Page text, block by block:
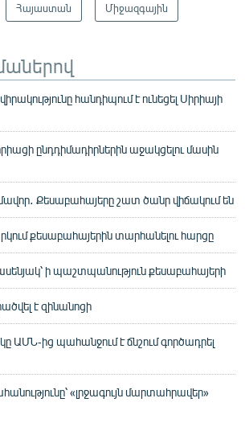
Հայաստան Միջազգային
հանդիպում է ունեցել Սիրիայի
ընդդիմադիրներին աջակցելու մասին
Քեսաբահայերը շատ ծանր վիճակում են
քեսաբահայերին տարհանելու հարցը
ի պաշտպանություն քեսաբահայերի
է զինանոցի
ԱՄՆ-ից պահանջում է ճնշում գործադրել
«լրջագույն մարտահրավեր»